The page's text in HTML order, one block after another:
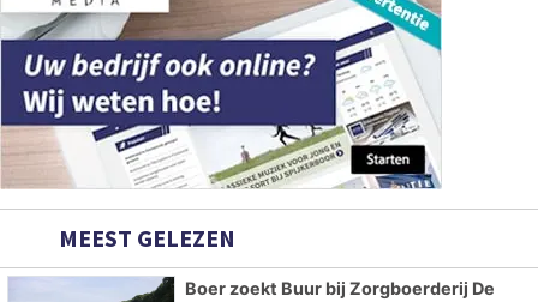
MEEST GELEZEN
Boer zoekt Buur bij Zorgboerderij De